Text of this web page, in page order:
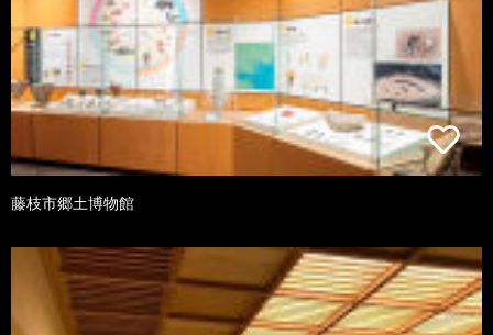
藤枝市郷土博物館